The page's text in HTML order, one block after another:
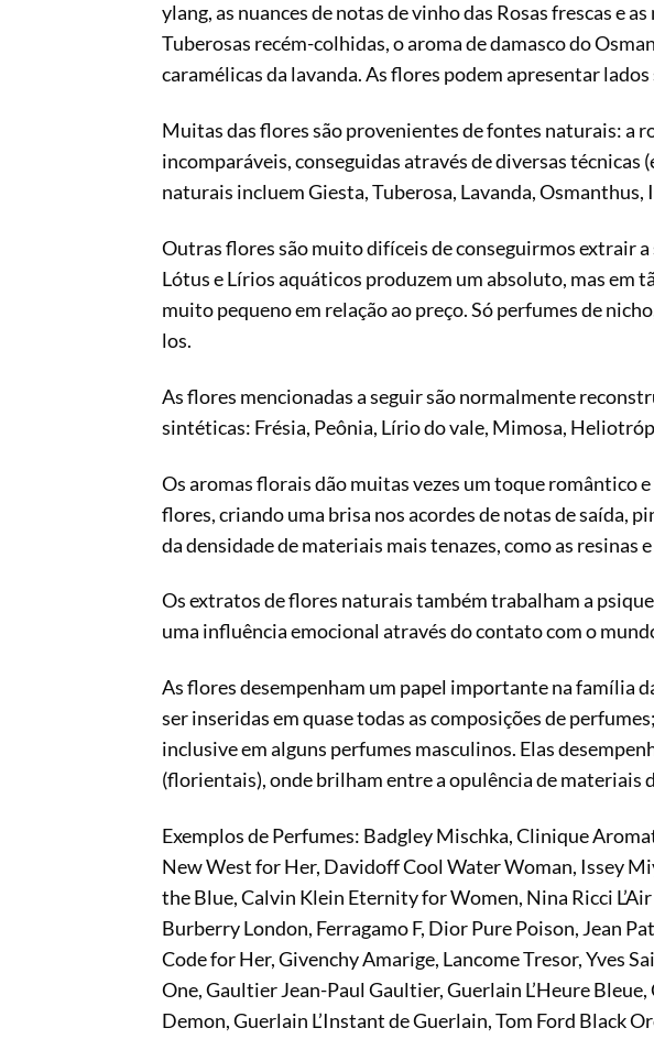
ylang, as nuances de notas de vinho das Rosas frescas e
Tuberosas recém-colhidas, o aroma de damasco do
caramélicas da lavanda. As flores podem apresentar
Muitas das flores são provenientes de fontes naturais: a
incomparáveis, conseguidas através de diversas
naturais incluem Giesta, Tuberosa, Lavanda,
Outras flores são muito difíceis de conseguirmos extrair
Lótus e Lírios aquáticos produzem um absoluto, mas em
muito pequeno em relação ao preço. Só perfumes de
los.
As flores mencionadas a seguir são normalmente
sintéticas: Frésia, Peônia, Lírio do vale, Mimosa,
Os aromas florais dão muitas vezes um toque romântico
flores, criando uma brisa nos acordes de notas de saída,
da densidade de materiais mais tenazes, como as resinas
Os extratos de flores naturais também trabalham a
uma influência emocional através do contato com o
As flores desempenham um papel importante na família
ser inseridas em quase todas as composições de
inclusive em alguns perfumes masculinos. Elas
(florientais), onde brilham entre a opulência de materiais
Exemplos de Perfumes: Badgley Mischka, Clinique
New West for Her, Davidoff Cool Water Woman, Issey
the Blue, Calvin Klein Eternity for Women, Nina Ricci
Burberry London, Ferragamo F, Dior Pure Poison, Jean
Code for Her, Givenchy Amarige, Lancome Tresor, Yves
One, Gaultier Jean-Paul Gaultier, Guerlain L’Heure
Demon, Guerlain L’Instant de Guerlain, Tom Ford Black